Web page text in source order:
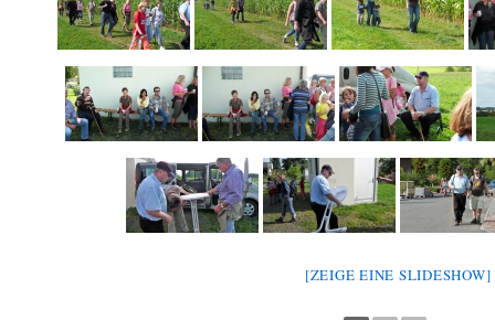
[ZEIGE EINE SLIDESHOW]